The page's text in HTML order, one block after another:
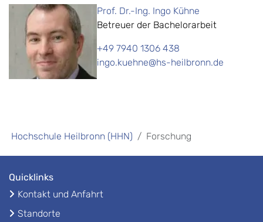
Prof. Dr.-Ing. Ingo Kühne
Betreuer der Bachelorarbeit
+49 7940 1306 438
ingo.kuehne@hs-heilbronn.de
Hochschule Heilbronn (HHN) Forschung
Quicklinks
Kontakt und Anfahrt
Standorte